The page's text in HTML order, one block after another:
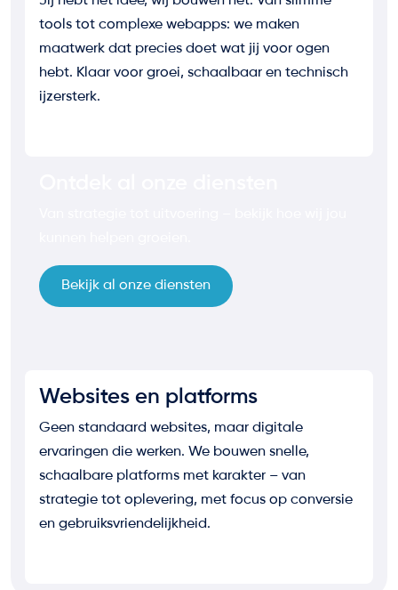
tools tot complexe webapps: we maken
maatwerk dat precies doet wat jij voor ogen
hebt. Klaar voor groei, schaalbaar en technisch
ijzersterk.
Bekijk al onze diensten
Websites en platforms
Geen standaard websites, maar digitale
ervaringen die werken. We bouwen snelle,
schaalbare platforms met karakter – van
strategie tot oplevering, met focus op conversie
en gebruiksvriendelijkheid.